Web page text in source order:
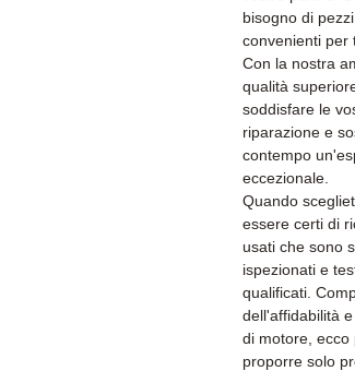
bisogno di
convenienti per
Con la nostra
qualità
soddisfare le
riparazione e
contempo
eccezionale.
Quando
essere certi di
usati che sono
ispezionati e
qualificati.
dell'affidabilità
di motore, ecco
proporre solo